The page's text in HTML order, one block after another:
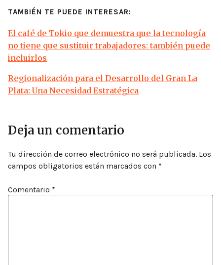
TAMBIÉN TE PUEDE INTERESAR:
El café de Tokio que demuestra que la tecnología
no tiene que sustituir trabajadores: también puede
incluirlos
Regionalización para el Desarrollo del Gran La
Plata: Una Necesidad Estratégica
Deja un comentario
Tu dirección de correo electrónico no será publicada. Los
campos obligatorios están marcados con *
Comentario *